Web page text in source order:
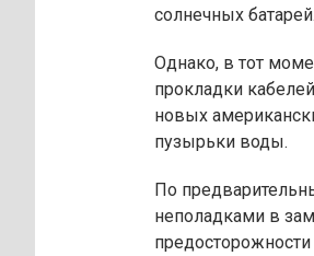
солнечных батарей.
Однако, в тот
прокладки
новых
пузырьки воды.
По
неполадками в